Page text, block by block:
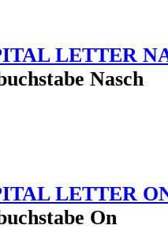
LETTER
Nasch
LETTER
On